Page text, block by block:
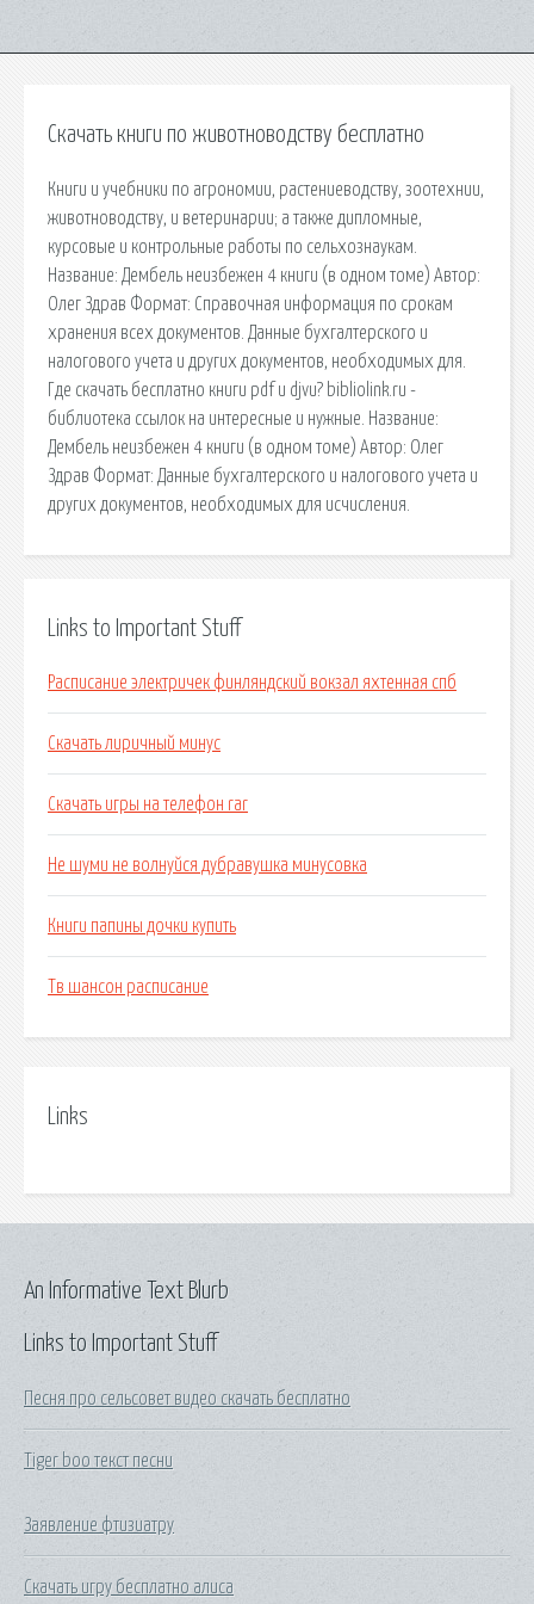
Скачать книги по животноводству бесплатно
Книги и учебники по агрономии, растениеводству, зоотехнии,
животноводству, и ветеринарии; а также дипломные,
курсовые и контрольные работы по сельхознаукам.
Название: Дембель неизбежен 4 книги (в одном томе) Автор:
Олег Здрав Формат: Справочная информация по срокам
хранения всех документов. Данные бухгалтерского и
налогового учета и других документов, необходимых для.
Где скачать бесплатно книги pdf и djvu? bibliolink.ru -
библиотека ссылок на интересные и нужные. Название:
Дембель неизбежен 4 книги (в одном томе) Автор: Олег
Здрав Формат: Данные бухгалтерского и налогового учета и
других документов, необходимых для исчисления.
Links to Important Stuff
Расписание электричек финляндский вокзал яхтенная спб
Скачать лиричный минус
Скачать игры на телефон rar
Не шуми не волнуйся дубравушка минусовка
Книги папины дочки купить
Тв шансон расписание
Links
Links to Important Stuff
Песня про сельсовет видео скачать бесплатно
Tiger boo текст песни
Заявление фтизиатру
Скачать игру бесплатно алиса
An Informative Text Blurb